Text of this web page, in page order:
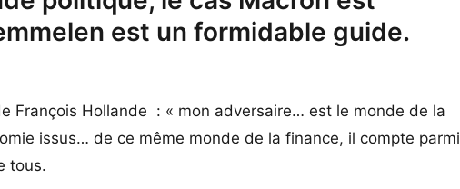
est un formidable guide.
François Hollande : « mon adversaire… est le monde de la
issus… de ce même monde de la finance, il compte parmi
tous.